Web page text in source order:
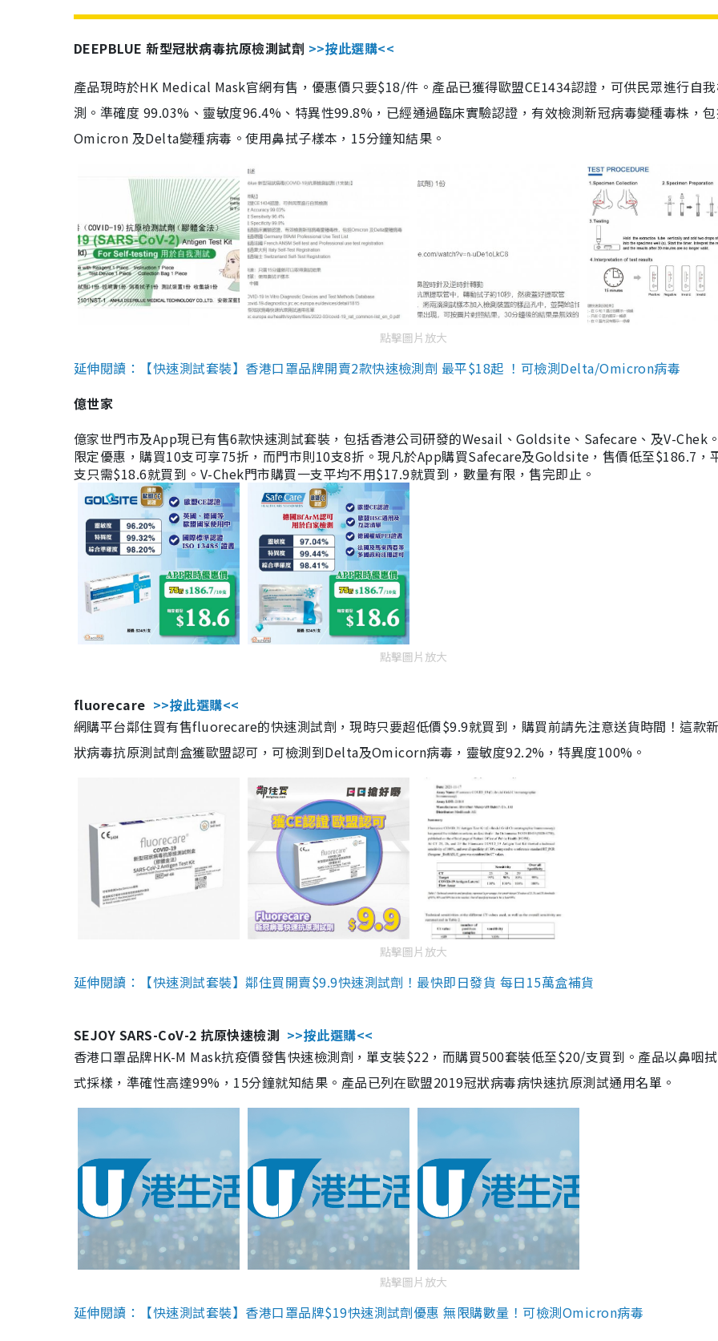
DEEPBLUE 新型冠狀病毒抗原檢測試劑 >>按此選購<<
產品現時於HK Medical Mask官網有售，優惠價只要$18/件。產品已獲得歐盟CE1434認證，可供民眾進行自
測。準確度 99.03%、靈敏度96.4%、特異性99.8%，已經通過臨床實驗認證，有效檢測新冠病毒變種毒株，
Omicron 及Delta變種病毒。使用鼻拭子樣本，15分鐘知結果。
點擊圖片放大
延伸閱讀：【快速測試套裝】香港口罩品牌開賣2款快速檢測劑 最平$18起 ！可檢測Delta/Omicron病毒
億世家
億家世門市及App現已有售6款快速測試套裝，包括香港公司研發的Wesail、Goldsite、Safecare、及V-Chek
限定優惠，購買10支可享75折，而門市則10支8折。現凡於App購買Safecare及Goldsite，售價低至$186.7，
支只需$18.6就買到。V-Chek門市購買一支平均不用$17.9就買到，數量有限，售完即止。
點擊圖片放大
fluorecare >>按此選購<<
網購平台鄰住買有售fluorecare的快速測試劑，現時只要超低價$9.9就買到，購買前請先注意送貨時間！這款
狀病毒抗原測試劑盒獲歐盟認可，可檢測到Delta及Omicorn病毒，靈敏度92.2%，特異度100%。
點擊圖片放大
延伸閱讀：【快速測試套裝】鄰住買開賣$9.9快速測試劑！最快即日發貨 每日15萬盒補貨
SEJOY SARS-CoV-2 抗原快速檢測 >>按此選購<<
香港口罩品牌HK-M Mask抗疫價發售快速檢測劑，單支裝$22，而購買500套裝低至$20/支買到。產品以鼻咽
式採樣，準確性高達99%，15分鐘就知結果。產品已列在歐盟2019冠狀病毒病快速抗原測試通用名單。
點擊圖片放大
延伸閱讀：【快速測試套裝】香港口罩品牌$19快速測試劑優惠 無限購數量！可檢測Omicron病毒